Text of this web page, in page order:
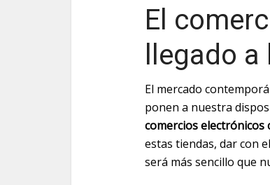
El
llegado
El mercado
ponen a nuestra
comercios electrónicos
estas tiendas, dar con
será más sencillo que